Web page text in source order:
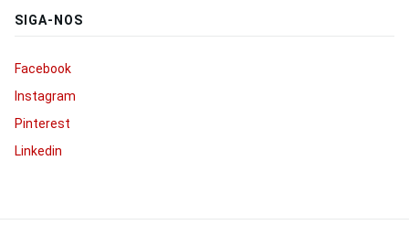
SIGA-NOS
Facebook
Instagram
Pinterest
Linkedin